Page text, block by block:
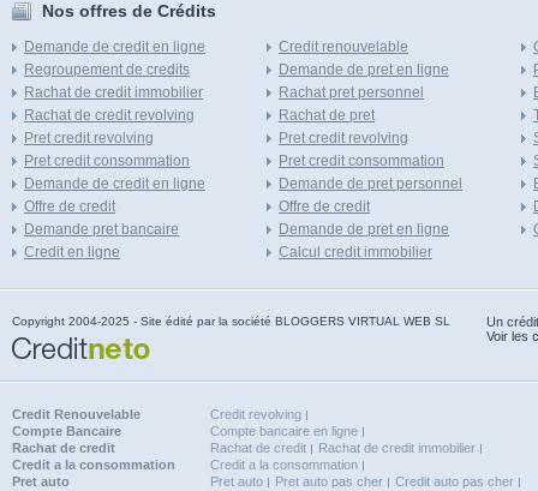
Nos offres de Crédits
Demande de credit en ligne
Regroupement de credits
Rachat de credit immobilier
Rachat de credit revolving
Pret credit revolving
Pret credit consommation
Demande de credit en ligne
Offre de credit
Demande pret bancaire
Credit en ligne
Credit renouvelable
Demande de pret en ligne
Rachat pret personnel
Rachat de pret
Pret credit revolving
Pret credit consommation
Demande de pret personnel
Offre de credit
Demande de pret en ligne
Calcul credit immobilier
Copyright 2004-2025 - Site édité par la société BLOGGERS VIRTUAL WEB SL
Un
Voir les
Credit Renouvelable
Credit revolving
Compte Bancaire
Compte bancaire en ligne
Rachat de credit
Rachat de credit
Rachat de credit immobilier
Credit a la consommation
Credit a la consommation
Pret auto
Pret auto Pret auto pas cher Credit auto pas cher